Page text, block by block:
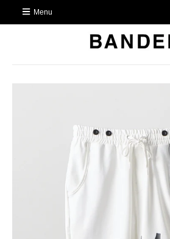
Menu